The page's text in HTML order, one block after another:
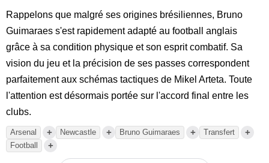
Rappelons que malgré ses origines brésiliennes, Bruno
Guimaraes s'est rapidement adapté au football anglais
grâce à sa condition physique et son esprit combatif. Sa
vision du jeu et la précision de ses passes correspondent
parfaitement aux schémas tactiques de Mikel Arteta. Toute
l'attention est désormais portée sur l'accord final entre les
clubs.
Arsenal + Newcastle + Bruno Guimaraes + Transfert +
Football +